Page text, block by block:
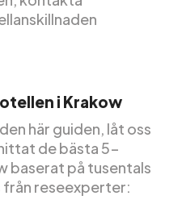
i Krakow
här guiden, låt oss
de bästa 5-
baserat på tusentals
reseexperter: